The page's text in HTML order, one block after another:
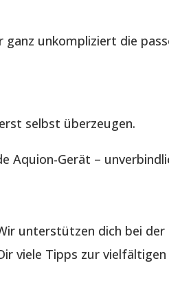
unkompliziert die
selbst überzeugen.
Gerät –
unterstützen dich bei
viele Tipps zur vielfältigen